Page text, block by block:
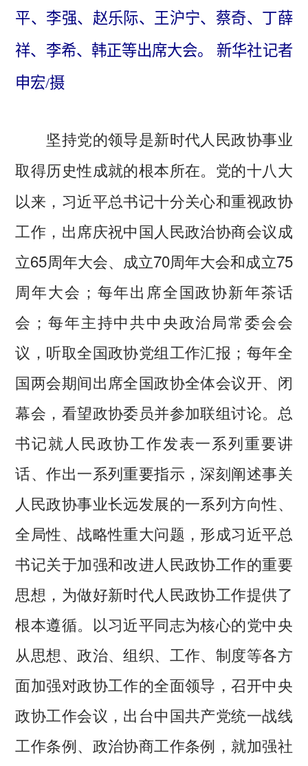
平、李强、赵乐际、王沪宁、蔡奇、丁薛
祥、李希、韩正等出席大会。 新华社记者
申宏/摄
坚持党的领导是新时代人民政协事业
取得历史性成就的根本所在。 党的十八大
以来，习近平总书记十分关心和重视政协
工作，出席庆祝中国人民政治协商会议成
立65周年大会、成立70周年大会和成立75
周年大会；每年出席全国政协新年茶话
会；每年主持中共中央政治局常委会会
议，听取全国政协党组工作汇报；每年全
国两会期间出席全国政协全体会议开、闭
幕会，看望政协委员并参加联组讨论。总
书记就人民政协工作发表一系列重要讲
话、作出一系列重要指示，深刻阐述事关
人民政协事业长远发展的一系列方向性、
全局性、战略性重大问题，形成习近平总
书记关于加强和改进人民政协工作的重要
思想，为做好新时代人民政协工作提供了
根本遵循。以习近平同志为核心的党中央
从思想、政治、组织、工作、制度等各方
面加强对政协工作的全面领导，召开中央
政协工作会议，出台中国共产党统一战线
工作条例、政治协商工作条例，就加强社